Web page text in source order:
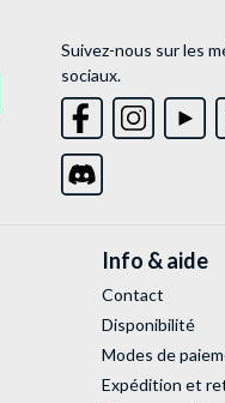
Suivez-nous sur les
sociaux.
Info & aide
Contact
Disponibilité
Modes de
Expédition et